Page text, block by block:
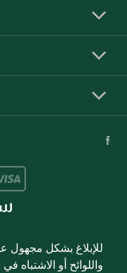
للإبلاغ بشكل مجهول
واللوائح أو الاشتباه